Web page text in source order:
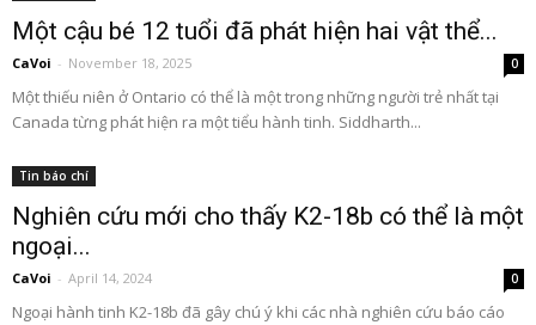
Một cậu bé 12 tuổi đã phát hiện hai vật thể...
CaVoi - November 18, 2025 0
Một thiếu niên ở Ontario có thể là một trong những người trẻ nhất tại
Canada từng phát hiện ra một tiểu hành tinh. Siddharth...
Tin báo chí
Nghiên cứu mới cho thấy K2-18b có thể là một
ngoại...
CaVoi - April 14, 2024 0
Ngoại hành tinh K2-18b đã gây chú ý khi các nhà nghiên cứu báo cáo